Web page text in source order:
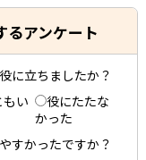
るアンケート
に立ちましたか？
もい
役にたたな
かった
すかったですか？